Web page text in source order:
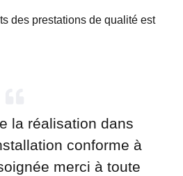
des prestations de qualité est
la réalisation dans
conforme à
merci à toute